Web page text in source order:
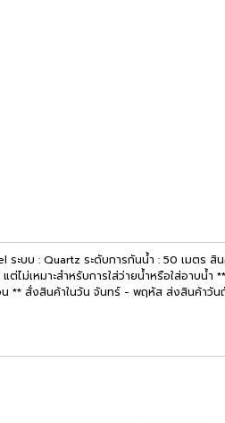
บบ : Quartz ระดับการกันน้ำ : 50 เมตร
ม่เหมาะสำหรับการใส่ว่ายน้ำหรือใส่อาบน้
** สั่งสินค้าในวัน จันทร์ - พฤหัส ส่งสินค้า